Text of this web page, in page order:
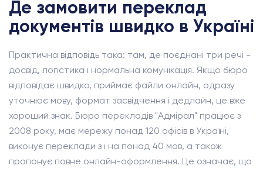
Де замовити переклад
документів швидко в Україні
Практична відповідь така: там, де поєднані три речі -
досвід, логістика і нормальна комунікація. Якщо бюро
відповідає швидко, приймає файли онлайн, одразу
уточнює мову, формат засвідчення і дедлайн, це вже
хороший знак. Бюро перекладів "Адмірал" працює з
2008 року, має мережу понад 120 офісів в Україні,
виконує переклади з і на понад 40 мов, а також
пропонує повне онлайн-оформлення. Це означає, що